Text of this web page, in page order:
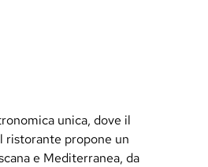
unica, dove il
ristorante propone un
e Mediterranea, da